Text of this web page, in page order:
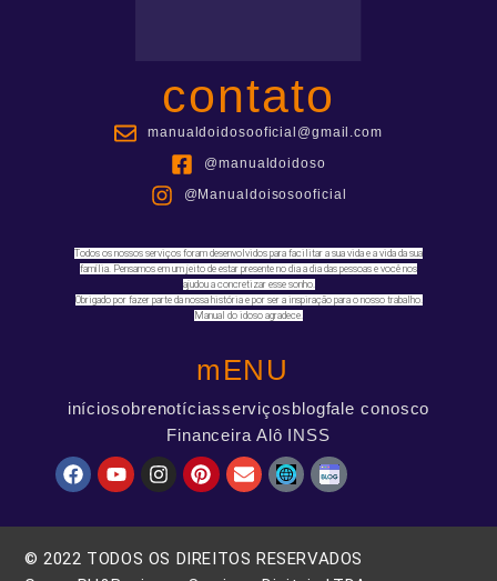
contato
manualdoidosooficial@gmail.com
@manualdoidoso
@Manualdoisosooficial
Todos os nossos serviços foram desenvolvidos para facilitar a sua vida e a vida da sua
família. Pensamos em um jeito de estar presente no dia a dia das pessoas e você nos
ajudou a concretizar esse sonho.
Obrigado por fazer parte da nossa história e por ser a inspiração para o nosso trabalho.
Manual do idoso agradece.
mENU
iníciosobrenotíciasserviçosblogfale conosco
Financeira Alô INSS
© 2022 TODOS OS DIREITOS RESERVADOS